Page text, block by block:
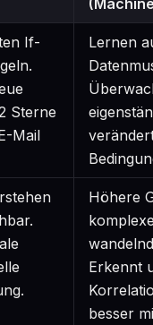
If-
Sterne
Mail
Lernen
Höhere
Erkennt
besser